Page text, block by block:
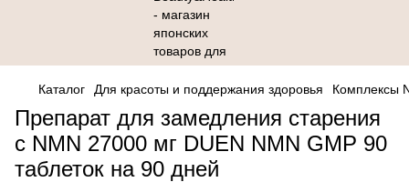
Каталог Для красоты и поддержания здоровья Комплексы
Препарат для замедления старения
с NMN 27000 мг DUEN NMN GMP 90
таблеток на 90 дней